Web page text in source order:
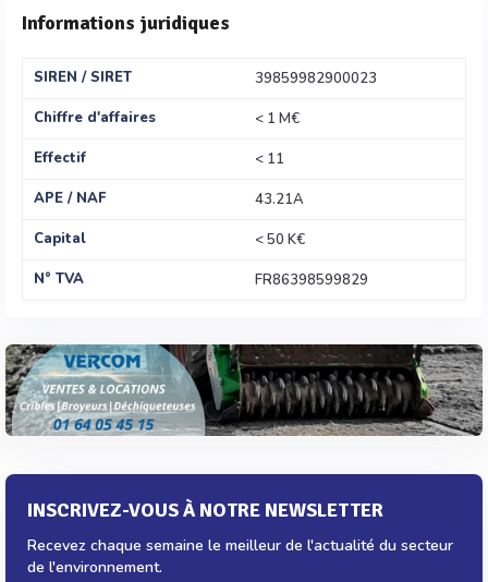
Informations juridiques
SIREN / SIRET
39859982900023
Chiffre d'affaires
< 1 M€
Effectif
< 11
APE / NAF
43.21A
Capital
< 50 K€
N° TVA
FR86398599829
INSCRIVEZ-VOUS À NOTRE NEWSLETTER
Recevez chaque semaine le meilleur de l'actualité du secteur
de l'environnement.